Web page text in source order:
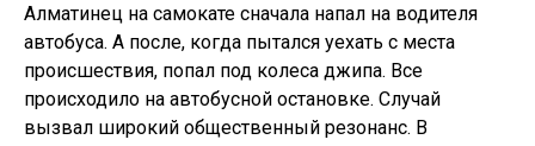
Алматинец на самокате сначала напал на водителя
автобуса. А после, когда пытался уехать с места
происшествия, попал под колеса джипа. Все
происходило на автобусной остановке. Случай
вызвал широкий общественный резонанс. В